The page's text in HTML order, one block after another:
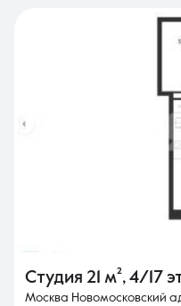
Студия 21 м², 4/17
Москва Новомосковский